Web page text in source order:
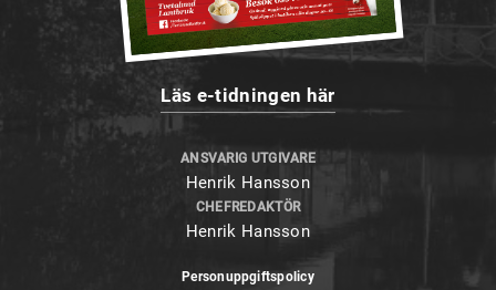
Läs e-tidningen här
ANSVARIG UTGIVARE
Henrik Hansson
CHEFREDAKTÖR
Henrik Hansson
Personuppgiftspolicy